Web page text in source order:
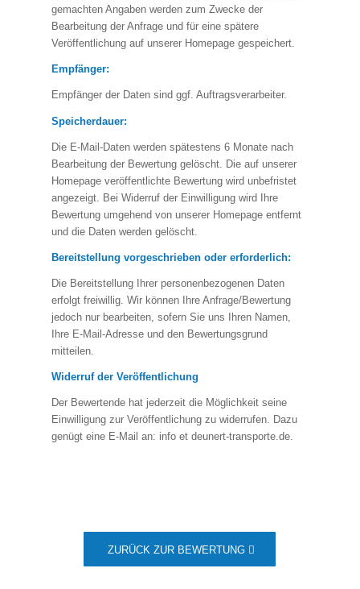
gemachten Angaben werden zum Zwecke der
Bearbeitung der Anfrage und für eine spätere
Veröffentlichung auf unserer Homepage gespeichert.
Empfänger:
Empfänger der Daten sind ggf. Auftragsverarbeiter.
Speicherdauer:
Die E-Mail-Daten werden spätestens 6 Monate nach
Bearbeitung der Bewertung gelöscht. Die auf unserer
Homepage veröffentlichte Bewertung wird unbefristet
angezeigt. Bei Widerruf der Einwilligung wird Ihre
Bewertung umgehend von unserer Homepage entfernt
und die Daten werden gelöscht.
Bereitstellung vorgeschrieben oder erforderlich:
Die Bereitstellung Ihrer personenbezogenen Daten
erfolgt freiwillig. Wir können Ihre Anfrage/Bewertung
jedoch nur bearbeiten, sofern Sie uns Ihren Namen,
Ihre E-Mail-Adresse und den Bewertungsgrund
mitteilen.
Widerruf der Veröffentlichung
Der Bewertende hat jederzeit die Möglichkeit seine
Einwilligung zur Veröffentlichung zu widerrufen. Dazu
genügt eine E-Mail an: info et deunert-transporte.de.
ZURÜCK ZUR BEWERTUNG